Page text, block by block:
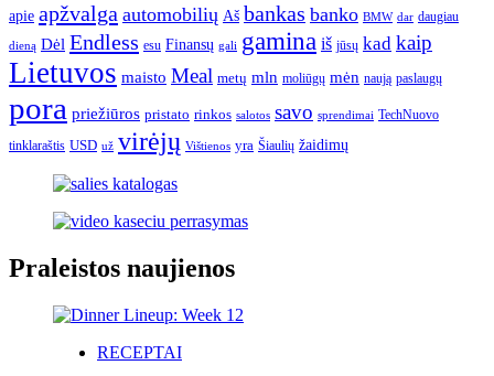
apie apžvalga automobilių Aš bankas banko BMW dar daugiau
dieną Dėl Endless esu Finansų gali gamina iš jūsų kad kaip
Lietuvos maisto Meal metų mln moliūgų mėn naują paslaugų
pora priežiūros pristato rinkos salotos savo sprendimai TechNuovo
tinklaraštis USD už virėjų Vištienos yra Šiaulių žaidimų
Praleistos naujienos
RECEPTAI